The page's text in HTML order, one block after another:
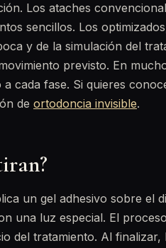
Los ataches
sencillos. Los
y de la simulación del
previsto. En
cada fase. Si quieres
de ortodoncia invisible.
un gel adhesivo sobre el
una luz especial. El
del tratamiento. Al